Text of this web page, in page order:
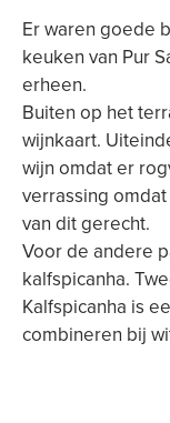
Er waren goede
keuken van Pur
erheen.
Buiten op het
wijnkaart.
wijn omdat er
verrassing
van dit gerecht.
Voor de andere
kalfspicanha.
Kalfspicanha is
combineren bij